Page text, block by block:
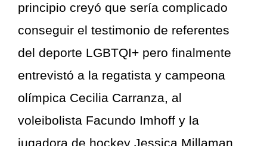
principio creyó que sería complicado
conseguir el testimonio de referentes
del deporte LGBTQI+ pero finalmente
entrevistó a la regatista y campeona
olímpica Cecilia Carranza, al
voleibolista Facundo Imhoff y la
jugadora de hockey Jessica Millaman,